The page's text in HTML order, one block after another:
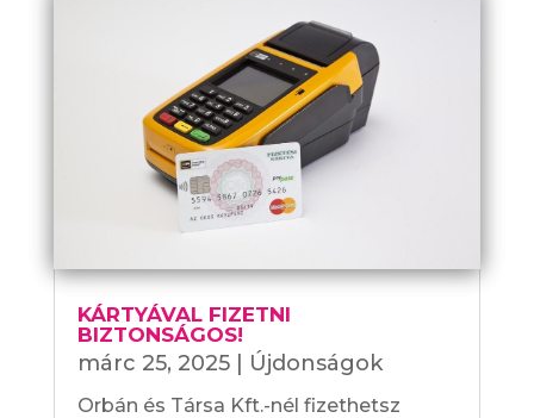
KÁRTYÁVAL FIZETNI
BIZTONSÁGOS!
márc 25, 2025| Újdonságok
Orbán és Társa Kft.-nél fizethetsz